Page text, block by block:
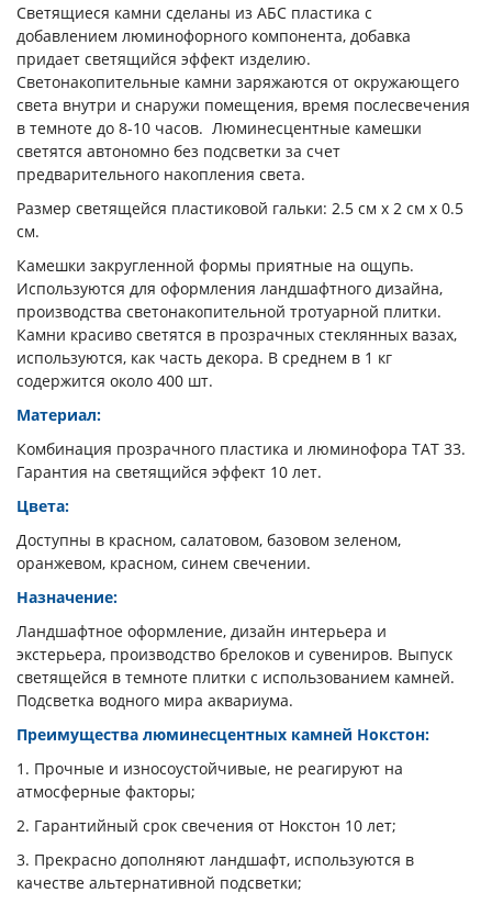
Светящиеся камни сделаны из АБС пластика с
добавлением люминофорного компонента, добавка
придает светящийся эффект изделию.
Светонакопительные камни заряжаются от окружающего
света внутри и снаружи помещения, время послесвечения
в темноте до 8-10 часов. Люминесцентные камешки
светятся автономно без подсветки за счет
предварительного накопления света.
Размер светящейся пластиковой гальки: 2.5 см х 2 см х 0.5
см.
Камешки закругленной формы приятные на ощупь.
Используются для оформления ландшафтного дизайна,
производства светонакопительной тротуарной плитки.
Камни красиво светятся в прозрачных стеклянных вазах,
используются, как часть декора. В среднем в 1 кг
содержится около 400 шт.
Материал:
Комбинация прозрачного пластика и люминофора ТАТ 33.
Гарантия на светящийся эффект 10 лет.
Цвета:
Доступны в красном, салатовом, базовом зеленом,
оранжевом, красном, синем свечении.
Назначение:
Ландшафтное оформление, дизайн интерьера и
экстерьера, производство брелоков и сувениров. Выпуск
светящейся в темноте плитки с использованием камней.
Подсветка водного мира аквариума.
Преимущества люминесцентных камней Нокстон:
1. Прочные и износоустойчивые, не реагируют на
атмосферные факторы;
2. Гарантийный срок свечения от Нокстон 10 лет;
3. Прекрасно дополняют ландшафт, используются в
качестве альтернативной подсветки;